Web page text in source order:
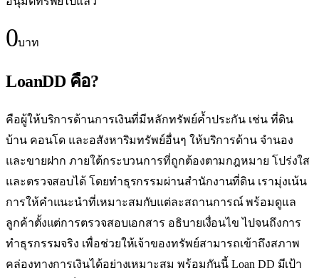
0บาท
LoanDD คือ?
คือผู้ให้บริการด้านการเงินที่มีหลักทรัพย์ค้ำประกัน เช่น ที่ดิน
บ้าน คอนโด และอสังหาริมทรัพย์อื่นๆ ให้บริการด้าน จำนอง
และขายฝาก ภายใต้กระบวนการที่ถูกต้องตามกฎหมาย โปร่งใส
และตรวจสอบได้ โดยทำธุรกรรมผ่านสำนักงานที่ดิน เรามุ่งเน้น
การให้คำแนะนำที่เหมาะสมกับแต่ละสถานการณ์ พร้อมดูแล
ลูกค้าตั้งแต่การตรวจสอบเอกสาร อธิบายเงื่อนไข ไปจนถึงการ
ทำธุรกรรมจริง เพื่อช่วยให้เจ้าของทรัพย์สามารถเข้าถึงสภาพ
คล่องทางการเงินได้อย่างเหมาะสม พร้อมกันนี้ Loan DD มีเป้า